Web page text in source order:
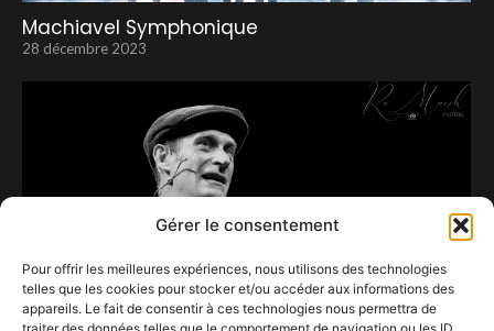
Gérer le consentement
Pour offrir les meilleures expériences, nous utilisons des technologies
telles que les cookies pour stocker et/ou accéder aux informations des
appareils. Le fait de consentir à ces technologies nous permettra de
Machiavel Symphonique
28 décembre 2023